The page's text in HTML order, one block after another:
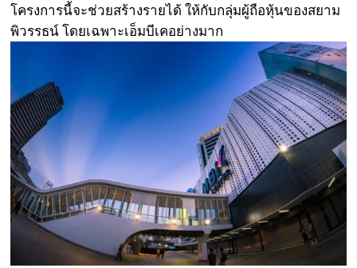
โครงการนี้จะช่วยสร้างรายได้ ให้กับกลุ่มผู้ถือหุ้นของสยาม
พิวรรธน์ โดยเฉพาะเอ็มบีเคอย่างมาก